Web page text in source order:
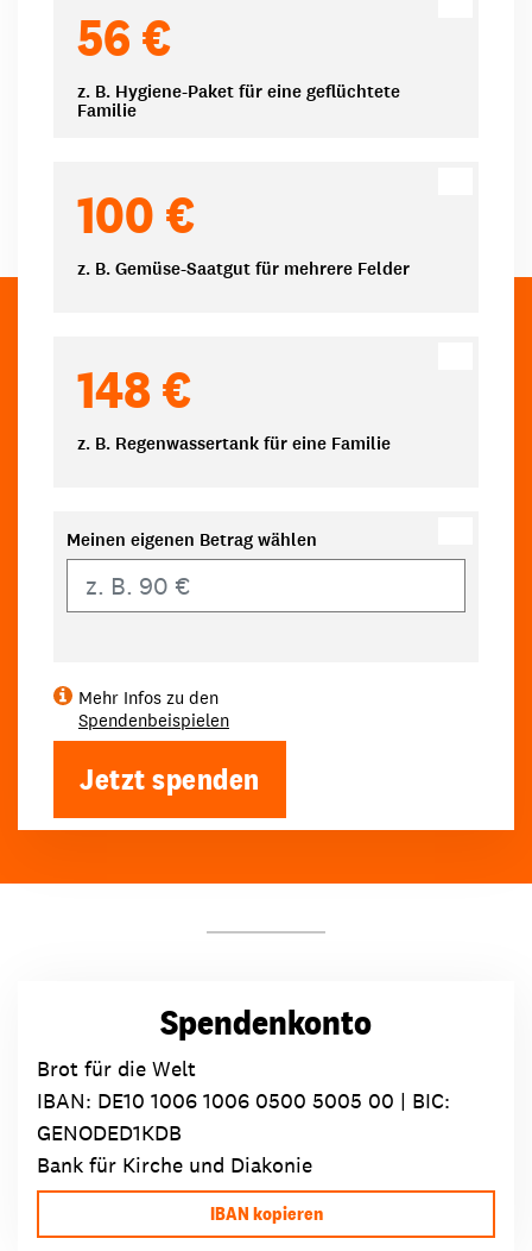
56 €
z. B. Hygiene-Paket für eine geflüchtete
Familie
100 €
z. B. Gemüse-Saatgut für mehrere Felder
148 €
z. B. Regenwassertank für eine Familie
Meinen eigenen Betrag wählen
Mehr Infos zu den
Spendenbeispielen
Jetzt spenden
Spendenkonto
Brot für die Welt
IBAN: DE10 1006 1006 0500 5005 00 | BIC:
GENODED1KDB
Bank für Kirche und Diakonie
IBAN kopieren